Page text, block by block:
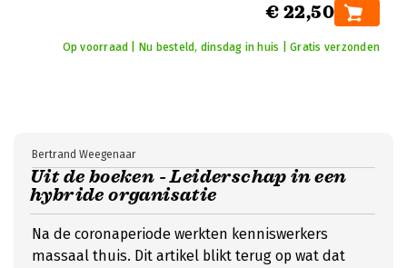
€ 22,50
Op voorraad | Nu besteld, dinsdag in huis | Gratis verzonden
Uit de boeken - Leiderschap in een
hybride organisatie
Bertrand Weegenaar
Na de coronaperiode werkten kenniswerkers
massaal thuis. Dit artikel blikt terug op wat dat